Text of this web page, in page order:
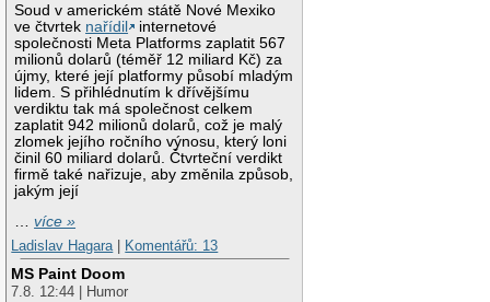
Soud v americkém státě Nové Mexiko
ve čtvrtek nařídil
internetové
společnosti Meta Platforms zaplatit 567
milionů dolarů (téměř 12 miliard Kč) za
újmy, které její platformy působí mladým
lidem. S přihlédnutím k dřívějšímu
verdiktu tak má společnost celkem
zaplatit 942 milionů dolarů, což je malý
zlomek jejího ročního výnosu, který loni
činil 60 miliard dolarů. Čtvrteční verdikt
firmě také nařizuje, aby změnila způsob,
jakým její
…více »
Ladislav Hagara
Komentářů: 13
MS Paint Doom
7.8. 12:44 | Humor